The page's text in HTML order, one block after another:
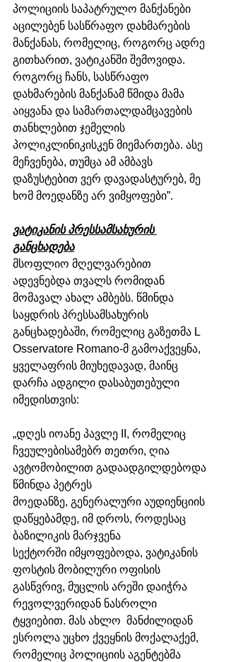
პოლიციის საპატრულო მანქანები
აცილებენ სასწრაფო დახმარების
მანქანას, რომელიც, როგორც ადრე
გითხარით, ვატიკანში შემოვიდა.
როგორც ჩანს, სასწრაფო
დახმარების მანქანამ წმიდა მამა
აიყვანა და სამართალდამცავების
თანხლებით ჯემელის
პოლიკლინიკისკენ მიემართება. ასე
მეჩვენება, თუმცა ამ ამბავს
დაზუსტებით ვერ დავადასტურებ, მე
ხომ მოედანზე არ ვიმყოფები”.
ვატიკანის პრესსამსახურის
განცხადება
მსოფლიო მღელვარებით
ადევნებდა თვალს რომიდან
მომავალ ახალ ამბებს. წმინდა
საყდრის პრესსამსახურის
განცხადებაში, რომელიც გაზეთმა L
Osservatore Romano-მ გამოაქვეყნა,
ყველაფრის მიუხედავად, მაინც
დარჩა ადგილი დასაბუთებული
იმედისთვის:
„დღეს იოანე პავლე II, რომელიც
ჩვეულებისამებრ თეთრი, ღია
ავტომობილით გადაადგილდებოდა
წმინდა პეტრეს
მოედანზე, გენერალური აუდიენციის
დაწყებამდე, იმ დროს, როდესაც
ბაზილიკის მარჯვენა
სექტორში იმყოფებოდა, ვატიკანის
ფოსტის მობილური ოფისის
გასწვრივ, მუცლის არეში დაიჭრა
რევოლვერიდან ნასროლი
ტყვიებით. მას ახლო  მანძილიდან
ესროლა უცხო ქვეყნის მოქალაქემ,
რომელიც პოლიციის აგენტებმა